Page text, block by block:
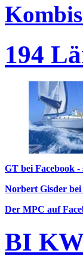
194
GT bei Facebook -
Norbert Gisder bei
Der MPC auf
BI KW